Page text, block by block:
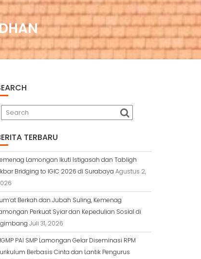
TERBARU
Lamongan Ikuti Istigasah dan Tabligh
Bridging to IGIC 2026 di Surabaya Agustus 2,
Berkah dan Jubah Suling, Kemenag
Perkuat Syiar dan Kepedulian Sosial di
Juli 31, 2026
PAI SMP Lamongan Gelar Diseminasi RPM
Berbasis Cinta dan Lantik Pengurus